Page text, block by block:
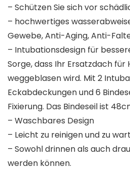
– Schützen Sie sich vor
– hochwertiges
Gewebe, Anti-Aging, Anti-
– Intubationsdesign für
Sorge, dass Ihr Ersatzdach für
weggeblasen wird. Mit 2
Eckabdeckungen und 6
Fixierung. Das Bindeseil ist
– Waschbares Design
– Leicht zu reinigen und zu
– Sowohl drinnen als auch
werden können.